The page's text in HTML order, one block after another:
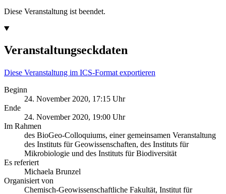
Diese Veranstaltung ist beendet.
Veranstaltungseckdaten
Diese Veranstaltung im ICS-Format exportieren
Beginn
24. November 2020, 17:15 Uhr
Ende
24. November 2020, 19:00 Uhr
Im Rahmen
des BioGeo-Colloquiums, einer gemeinsamen Veranstaltung
des Instituts für Geowissenschaften, des Instituts für
Mikrobiologie und des Instituts für Biodiversität
Es referiert
Michaela Brunzel
Organisiert von
Chemisch-Geowissenschaftliche Fakultät, Institut für